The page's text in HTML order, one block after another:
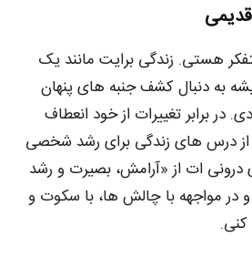
هستی. زندگی برایت مانند یک
به دنبال کشف جنبه‌ های پنهان
برابر تغییرات از خود انعطاف‌
درس‌ های زندگی برای رشد شخصی
درونی‌ ات از «آرامش، بصیرت و رشد
در مواجهه با چالش‌ ها، با سکوت و